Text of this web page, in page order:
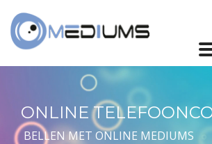
ONLINE
BELLEN MET ONLINE MEDIUMS